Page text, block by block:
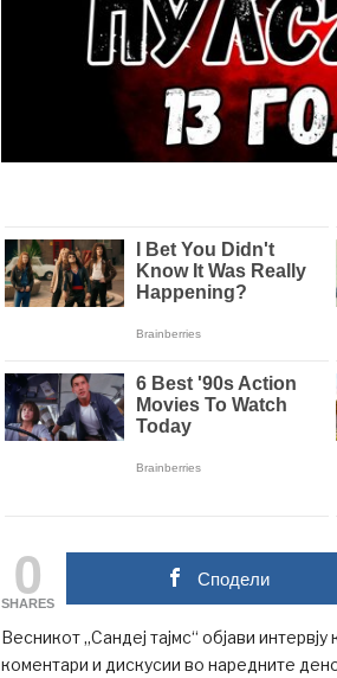
0
SHARES
Сподели
Весникот „Сандеј тајмс“ објави
коментари и дискусии во наредните